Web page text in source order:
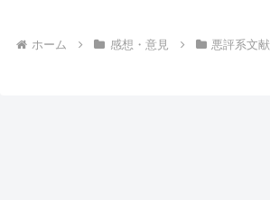
ホーム 感想・意見 悪評系文献